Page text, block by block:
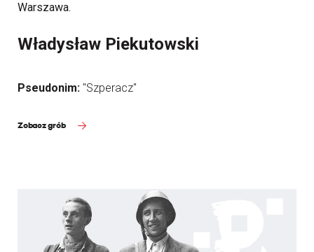
Warszawa.
Władysław Piekutowski
Pseudonim: "Szperacz"
Zobacz grób